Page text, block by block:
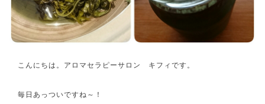
こんにちは。アロマセラピーサロン キフィです。
毎日あっついですね～！